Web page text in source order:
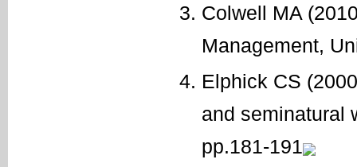
Colwell MA
Management,
Elphick CS
and seminatural
pp.181-191